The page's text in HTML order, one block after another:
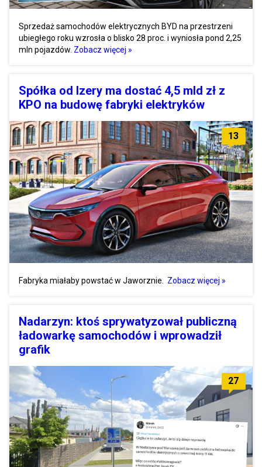
Sprzedaż samochodów elektrycznych BYD na przestrzeni
ubiegłego roku wzrosła o blisko 28 proc. i wyniosła pond 2,25
mln pojazdów. Zobacz więcej »
Spółka od Izery ma dostać 4,5 mld zł z
KPO na budowę fabryki elektryków
13
Fabryka miałaby powstać w Jaworznie. Zobacz więcej »
Nadarzyn: ktoś sprywatyzował publiczną
ładowarkę samochodów i wprowadził
grafik
27